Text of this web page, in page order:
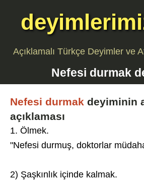
Açıklamalı Türkçe Deyimler ve
Nefesi durmak
Nefesi durmak deyiminin
açıklaması
1. Ölmek.
"Nefesi durmuş, doktorlar
2) Şaşkınlık içinde kalmak.